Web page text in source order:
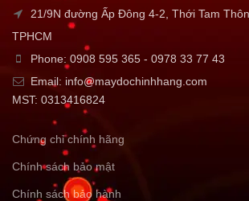
21/9N đường Ấp Đông 4-2, Thới Tam
TPHCM
Phone: 0908 595 365 - 0978 33 77 43
Email: info@maydochinhhang.com
MST: 0313416824
Chứng chỉ chính hãng
Chính sách bảo mật
Chính sách bảo hành